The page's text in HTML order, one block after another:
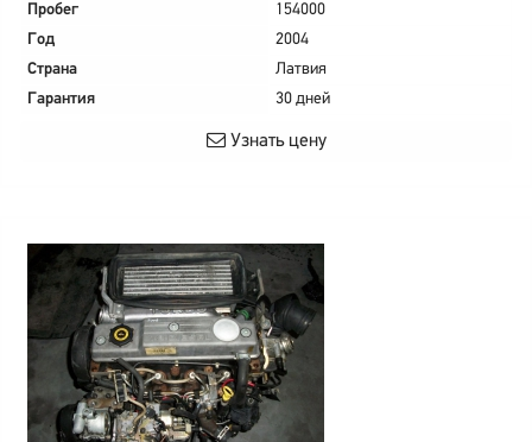
Пробег
154000
Год
2004
Страна
Латвия
Гарантия
30 дней
Узнать цену